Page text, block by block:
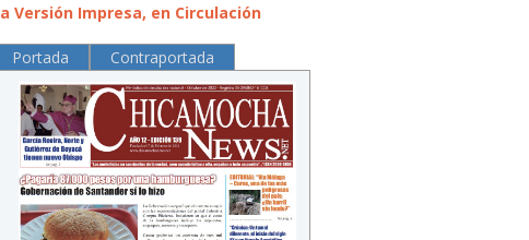
Versión Impresa, en Circulación
Portada Contraportada